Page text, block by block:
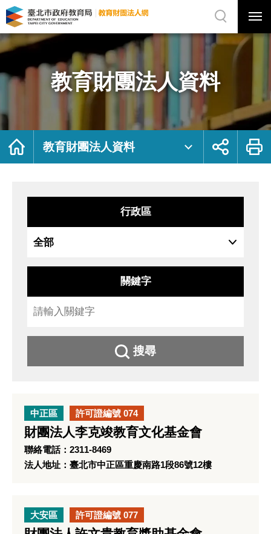
教
育
團
資
料
府
局
法
網
站
選
選
單
關
網
站
尋
教育財團法人資料
首
教育財團法人資料
展
鈕
列
行政區
關鍵字
搜尋
中正區 許可證編號 074
財團法人李克竣教育文化基金會
聯絡電話：2311-8469
法人地址：臺北市中正區重慶南路1段86號12樓
大安區 許可證編號 077